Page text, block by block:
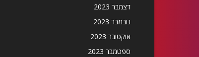
דצמבר 2023
נובמבר 2023
אוקטובר 2023
ספטמבר 2023